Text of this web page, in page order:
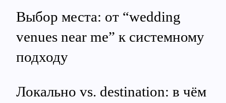
Выбор места: от “wedding
venues near me” к системному
подходу
Локально vs. destination: в чём